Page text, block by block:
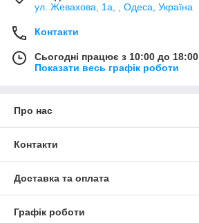
ул. Жевахова, 1a, , Одеса, Україна
Контакти
Сьогодні працює з 10:00 до 18:00
Показати весь графік роботи
Про нас
Контакти
Доставка та оплата
Графік роботи